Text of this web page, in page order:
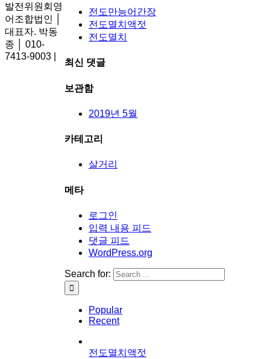
전도만능어간장
전도멸치액젓
전도멸치
최신 댓글
보관함
2019년 5월
카테고리
살거리
메타
로그인
입력 내용 피드
댓글 피드
WordPress.org
Search for:
Popular
Recent
전도멸치액젓
발전위원회영
어조합법인 │
대표자. 박동
종 │ 010-
7413-9003 |